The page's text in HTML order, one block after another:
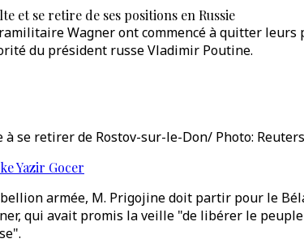
et se retire de ses positions en Russie
Wagner ont commencé à quitter
du président russe Vladimir Poutine.
à se retirer de Rostov-sur-le-Don/ Photo:
Yazir Gocer
armée, M. Prigojine doit partir pour le
qui avait promis la veille "de libérer le